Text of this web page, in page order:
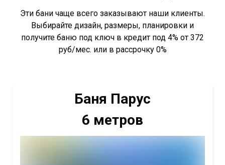
Эти бани чаще всего заказывают наши клиенты.
Выбирайте дизайн, размеры, планировки и
получите баню под ключ в кредит под 4% от 372
руб/мес. или в рассрочку 0%
Баня Парус
6 метров